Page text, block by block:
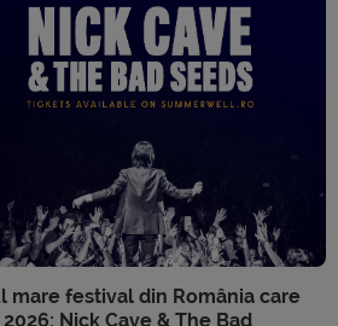
mare festival din România care
Nick Cave & The Bad